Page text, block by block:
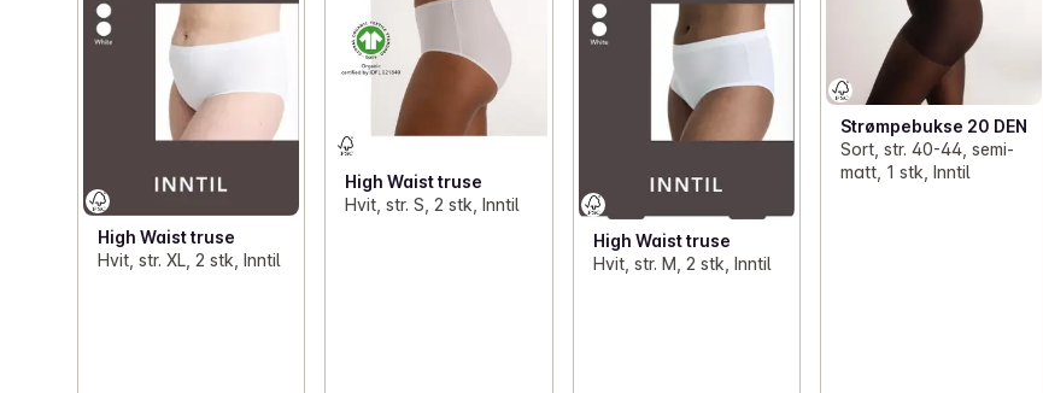
High Waist truse
Hvit, str. XL, 2 stk, Inntil
High Waist truse
Hvit, str. S, 2 stk, Inntil
High Waist truse
Hvit, str. M, 2 stk, Inntil
Strømpebukse 20 DEN
Sort, str. 40-44, semi-
matt, 1 stk, Inntil